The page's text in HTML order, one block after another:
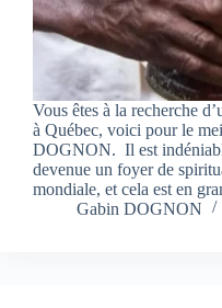
Vous êtes à la recherche
à Québec, voici pour le
DOGNON. Il est
devenue un foyer de
mondiale, et cela est en
Gabin DOGNON